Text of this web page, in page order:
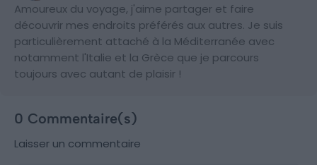
Amoureux du voyage, j'aime partager et faire
découvrir mes endroits préférés aux autres. Je suis
particulièrement attaché à la Méditerranée avec
notamment l'Italie et la Grèce que je parcours
toujours avec autant de plaisir !
0 Commentaire(s)
Laisser un commentaire